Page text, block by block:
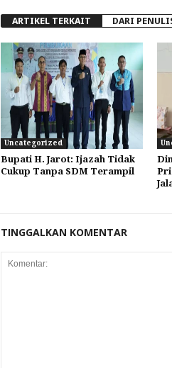
ARTIKEL TERKAIT DARI
Uncategorized
Bupati H. Jarot: Ijazah Tidak
Cukup Tanpa SDM Terampil
TINGGALKAN KOMENTAR